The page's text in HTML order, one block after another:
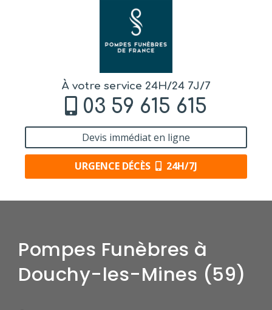
À votre service 24H/24 7J/7
03 59 615 615
Devis immédiat en ligne
URGENCE DÉCÈS 24H/7J
Pompes Funèbres à
Douchy-les-Mines (59)